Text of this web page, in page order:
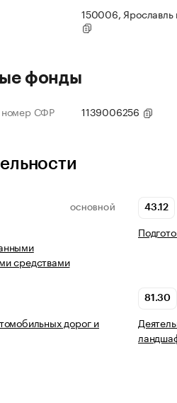
150006, Ярославль
фонды
номер СФР 1139006256
ОСНОВНОЙ
средствами
43.12
дорог и
81.30